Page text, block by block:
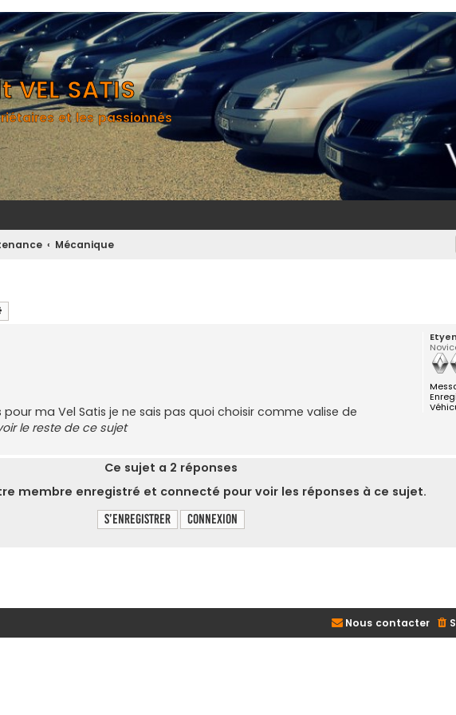
SATIS
et les passionnés
Mécanique
ma Vel Satis je ne sais pas quoi choisir comme valise de
le reste de ce sujet
Ce sujet a 2 réponses
membre enregistré et connecté pour voir les réponses à ce sujet.
S’enregistrer Connexion
Nous contacter